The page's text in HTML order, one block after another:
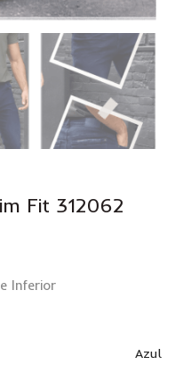
Fit 312062
Inferior
Azul